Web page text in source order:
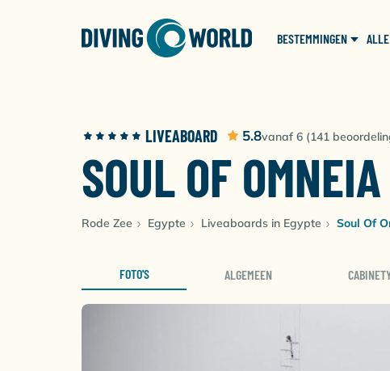
BESTEMMINGEN
LIVEABOARD 5.8vanaf 6 (141
SOUL OF OMNEIA
Rode Zee Egypte Liveaboards in Egypte Soul Of
FOTO'S ALGEMEEN